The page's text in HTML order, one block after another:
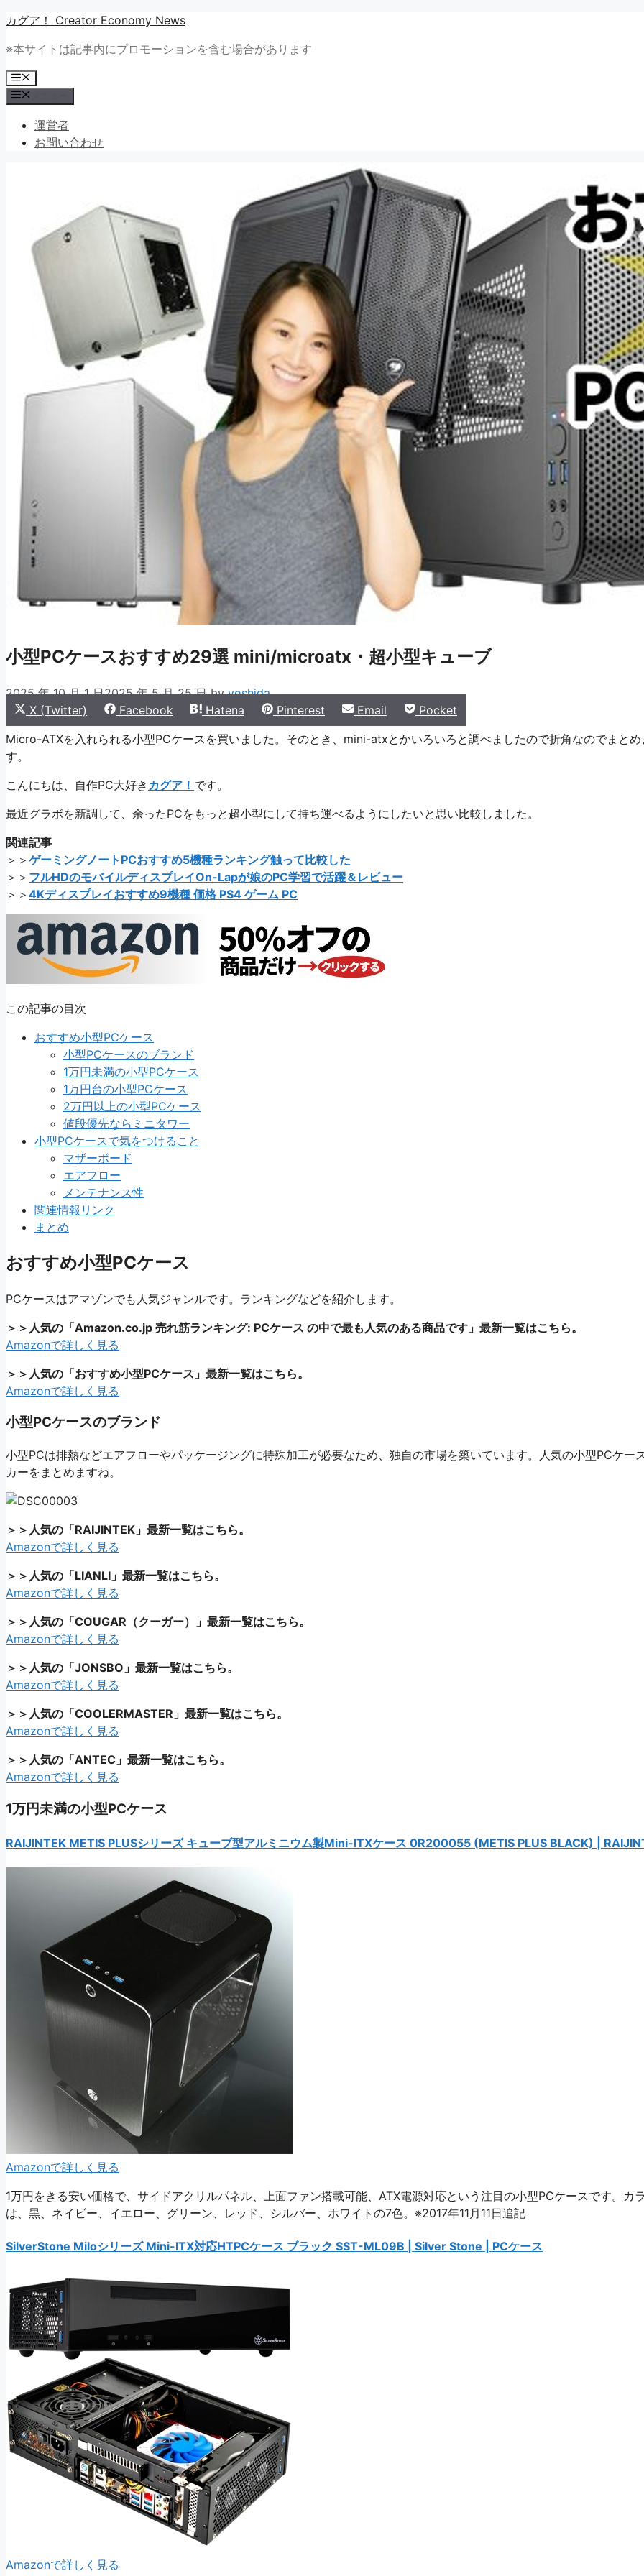
コ
テ
ン
ツ
へ
カグア！ Creator Economy News
※本サイトは記事内にプロモーションを含む場合があります
メ
ニ
ュ
運営者
お問い合わせ
小型PCケースおすすめ29選 mini/microatx・超小型キューブ
2025 年 10 月 1 日2025 年 5 月 25 日 byyoshida
Share
on
X (Twitter)
Share
on
Facebook
Share
on
Hatena
Share
on
Pinterest
Share
on
Email
Share
on
Pocket
Micro-ATXを入れられる小型PCケースを買いました。そのとき、mini-atxとかいろいろと調べましたので折角なのでまとめ
す。
こんにちは、自作PC大好き カグア！ です。
最近グラボを新調して、余ったPCをもっと超小型にして持ち運べるようにしたいと思い比較しました。
関連記事
＞＞ ゲーミングノートPCおすすめ5機種ランキング触って比較した
＞＞ フルHDのモバイルディスプレイOn-Lapが娘のPC学習で活躍＆レビュー
＞＞ 4Kディスプレイおすすめ9機種 価格 PS4 ゲーム PC
この記事の目次
おすすめ小型PCケース
小型PCケースのブランド
1万円未満の小型PCケース
1万円台の小型PCケース
2万円以上の小型PCケース
値段優先ならミニタワー
小型PCケースで気をつけること
マザーボード
エアフロー
メンテナンス性
関連情報リンク
まとめ
おすすめ小型PCケース
PCケースはアマゾンでも人気ジャンルです。ランキングなどを紹介します。
＞＞人気の「Amazon.co.jp 売れ筋ランキング: PCケース の中で最も人気のある商品です」最新一覧はこちら。
Amazonで詳しく見る
＞＞人気の「おすすめ小型PCケース」最新一覧はこちら。
Amazonで詳しく見る
小型PCケースのブランド
小型PCは排熱などエアフローやパッケージングに特殊加工が必要なため、独自の市場を築いています。人気の小型PCケー
カーをまとめますね。
＞＞人気の「RAIJINTEK」最新一覧はこちら。
Amazonで詳しく見る
＞＞人気の「LIANLI」最新一覧はこちら。
Amazonで詳しく見る
＞＞人気の「COUGAR（クーガー）」最新一覧はこちら。
Amazonで詳しく見る
＞＞人気の「JONSBO」最新一覧はこちら。
Amazonで詳しく見る
＞＞人気の「COOLERMASTER」最新一覧はこちら。
Amazonで詳しく見る
＞＞人気の「ANTEC」最新一覧はこちら。
Amazonで詳しく見る
1万円未満の小型PCケース
RAIJINTEK METIS PLUSシリーズ キューブ型アルミニウム製Mini-ITXケース 0R200055 (METIS PLUS BLACK) |
Amazonで詳しく見る
1万円をきる安い価格で、サイドアクリルパネル、上面ファン搭載可能、ATX電源対応という注目の小型PCケースです。カ
は、黒、ネイビー、イエロー、グリーン、レッド、シルバー、ホワイトの7色。※2017年11月11日追記
SilverStone Miloシリーズ Mini-ITX対応HTPCケース ブラック SST-ML09B | Silver Stone | PCケース
Amazonで詳しく見る